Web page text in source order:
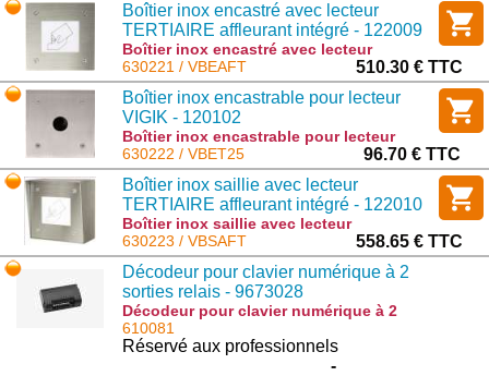
Boîtier inox encastré avec lecteur
TERTIAIRE affleurant intégré - 122009
Boîtier inox encastré avec lecteur
TERTIAIRE affleurant intégré - 122009 :
VBEAFT
630221 / VBEAFT
510.30 € TTC
Boîtier inox encastrable pour lecteur
VIGIK - 120102
Boîtier inox encastrable pour lecteur
VIGIK - 120102 : VBET25
630222 / VBET25
96.70 € TTC
Boîtier inox saillie avec lecteur
TERTIAIRE affleurant intégré - 122010
Boîtier inox saillie avec lecteur
TERTIAIRE affleurant intégré - 122010 :
VBSAFT
630223 / VBSAFT
558.65 € TTC
Décodeur pour clavier numérique à 2
sorties relais - 9673028
Décodeur pour clavier numérique à 2
sorties relais - 9673028 : BE.REC
610081
Réservé aux professionnels
-